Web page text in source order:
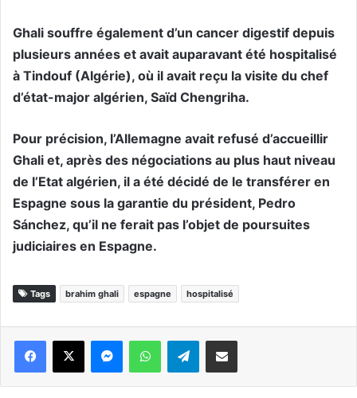
Ghali souffre également d’un cancer digestif depuis
plusieurs années et avait auparavant été hospitalisé
à Tindouf (Algérie), où il avait reçu la visite du chef
d’état-major algérien, Saïd Chengriha.
Pour précision, l’Allemagne avait refusé d’accueillir
Ghali et, après des négociations au plus haut niveau
de l’Etat algérien, il a été décidé de le transférer en
Espagne sous la garantie du président, Pedro
Sánchez, qu’il ne ferait pas l’objet de poursuites
judiciaires en Espagne.
Tags brahim ghali espagne hospitalisé
WhatsApp Telegram